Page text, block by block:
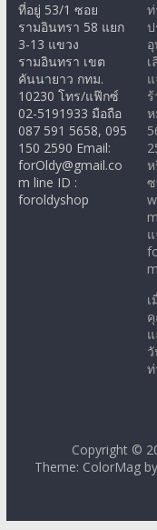
ที่อยู่ 53/1 ซอย
รามอินทรา 58 แยก
3-13 แขวง
รามอินทรา เขต
คันนายาว กทม.
10230 โทร/แฟ๊กซ์
02-5191933 มือถือ
087 591 5658, 095
150 2590 Email:
forOldy@gmail.co
m line ID :
foroldyshop
ห
m
Copyright ©
Theme: ColorMag by